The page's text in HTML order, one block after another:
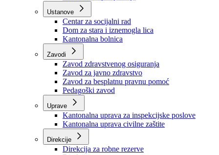
Služba za odnose s javnošću
Služba za zajedničke poslove
Služba za zapošljavanje
Ustanove
Centar za socijalni rad
Dom za stara i iznemogla lica
Kantonalna bolnica
Zavodi
Zavod zdravstvenog osiguranja
Zavod za javno zdravstvo
Zavod za besplatnu pravnu pomoć
Pedagoški zavod
Kantonalna uprava za inspekcijske poslove
Kantonalna uprava civilne zaštite